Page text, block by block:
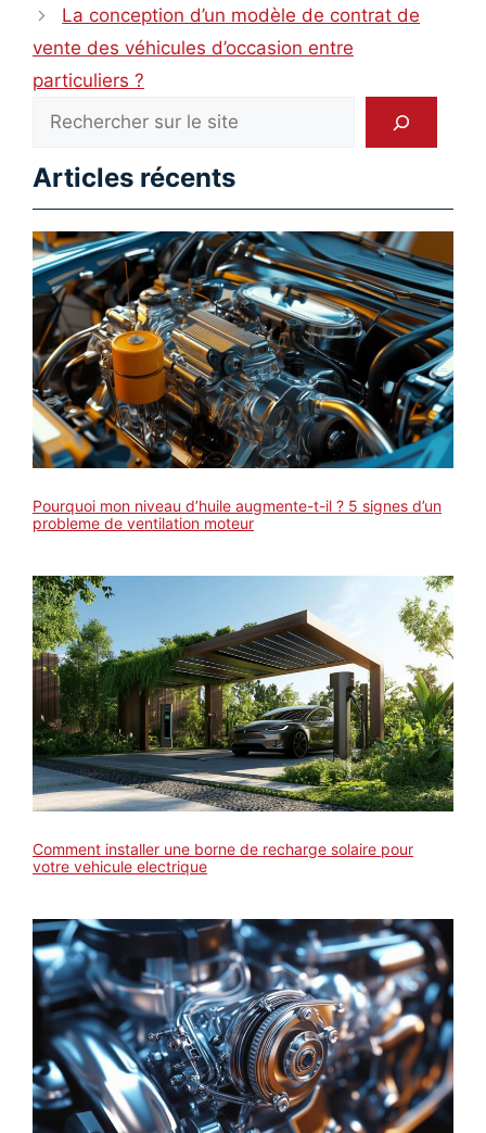
La conception d’un modèle de contrat de
vente des véhicules d’occasion entre
particuliers ?
Rechercher
Articles récents
Pourquoi mon niveau d’huile augmente-t-il ? 5 signes d’un
probleme de ventilation moteur
Comment installer une borne de recharge solaire pour
votre vehicule electrique